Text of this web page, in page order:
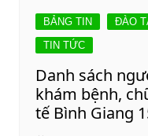
BẢNG TIN ĐÀO
TIN TỨC
Danh sách
khám bệnh,
tế Bình Giang